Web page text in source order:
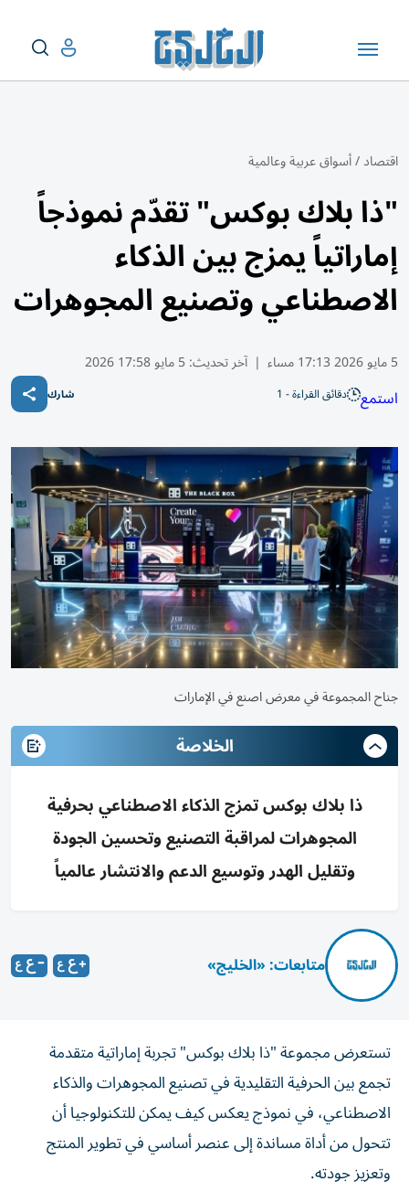
اقتصاد/أسواق عربية وعالمية
"ذا بلاك بوكس" تقدّم نموذجاً
إماراتياً يمزج بين الذكاء
الاصطناعي وتصنيع المجوهرات
5 مايو 2026 17:13 مساء | آخر تحديث:5 مايو 17:58 2026
استمع دقائق القراءة - 1 شارك
جناح المجموعة في معرض اصنع في الإمارات
الخلاصة
ذا بلاك بوكس تمزج الذكاء الاصطناعي بحرفية
المجوهرات لمراقبة التصنيع وتحسين الجودة
وتقليل الهدر وتوسيع الدعم والانتشار عالمياً
متابعات: «الخليج»
تستعرض مجموعة "ذا بلاك بوكس" تجربة إماراتية متقدمة
تجمع بين الحرفية التقليدية في تصنيع المجوهرات والذكاء
الاصطناعي، في نموذج يعكس كيف يمكن للتكنولوجيا أن
تتحول من أداة مساندة إلى عنصر أساسي في تطوير المنتج
وتعزيز جودته.